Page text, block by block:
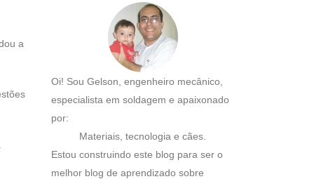
a
Oi! Sou Gelson, engenheiro mecânico,
especialista em soldagem e apaixonado
por:
Materiais, tecnologia e cães.
Estou construindo este blog para ser o
melhor blog de aprendizado sobre